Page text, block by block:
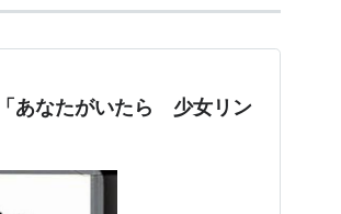
あなたがいたら 少女リン